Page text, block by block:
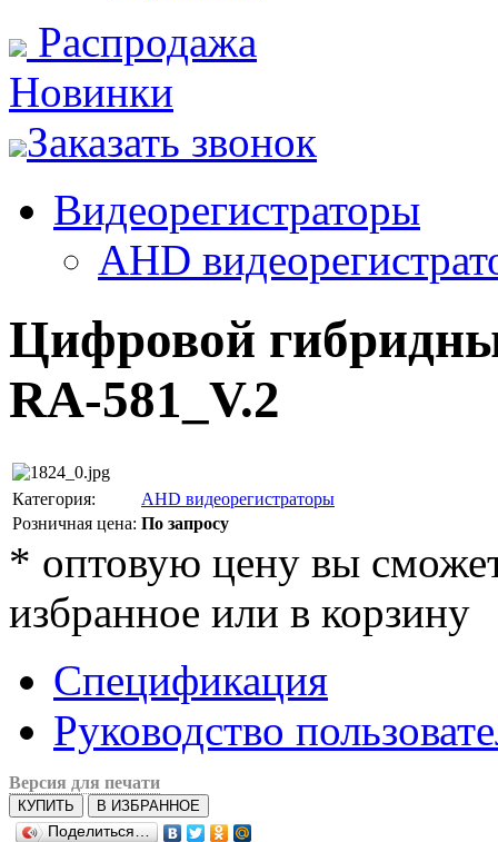
Распродажа
Новинки
Заказать звонок
Видеорегистраторы
AHD
Цифровой
RA-581_V.2
Категория:
AHD видеорегистраторы
Розничная цена: По запросу
* оптовую цену вы
избранное или в корзину
Спецификация
Руководство
Версия для печати
КУПИТЬ
В ИЗБРАННОЕ
Поделиться…